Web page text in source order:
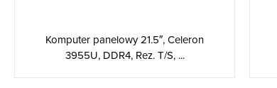
Komputer panelowy 21.5″, Celeron
3955U, DDR4, Rez. T/S, ...